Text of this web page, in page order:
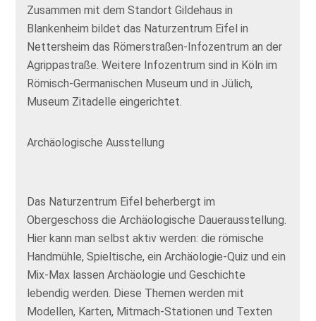
Zusammen mit dem Standort Gildehaus in
Blankenheim bildet das Naturzentrum Eifel in
Nettersheim das Römerstraßen-Infozentrum an der
Agrippastraße. Weitere Infozentrum sind in Köln im
Römisch-Germanischen Museum und in Jülich,
Museum Zitadelle eingerichtet.
Archäologische Ausstellung
Das Naturzentrum Eifel beherbergt im
Obergeschoss die Archäologische Dauerausstellung.
Hier kann man selbst aktiv werden: die römische
Handmühle, Spieltische, ein Archäologie-Quiz und ein
Mix-Max lassen Archäologie und Geschichte
lebendig werden. Diese Themen werden mit
Modellen, Karten, Mitmach-Stationen und Texten